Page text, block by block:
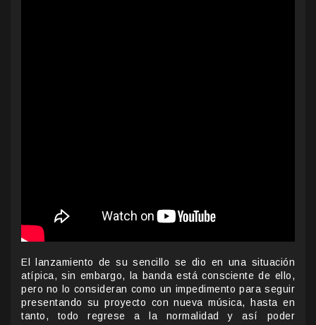
El lanzamiento de su sencillo se dio en una situación
atípica, sin embargo, la banda está consciente de ello,
pero no lo consideran como un impedimento para seguir
presentando su proyecto con nueva música, hasta en
tanto, todo regrese a la normalidad y así poder